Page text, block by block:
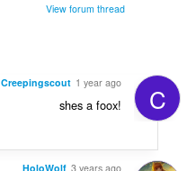
View forum thread
C
Creepingscout 1 year ago
shes a foox!
HoloWolf 3 years ago